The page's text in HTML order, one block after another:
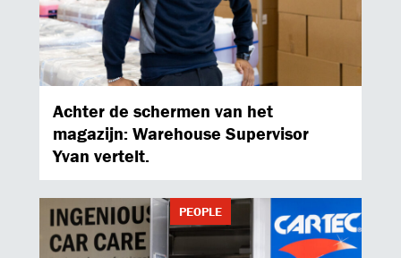
Achter de schermen van het
magazijn: Warehouse Supervisor
Yvan vertelt.
PEOPLE